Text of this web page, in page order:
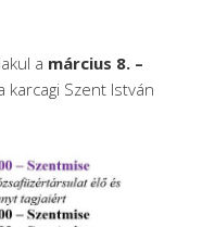
a március 8. –
karcagi Szent István